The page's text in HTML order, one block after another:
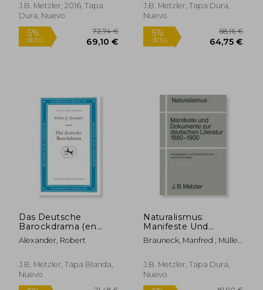
J.B. Metzler, 2016, Tapa
Dura, Nuevo
5%
dcto. 69,10 €
J.B. Metzler, Tapa Dura,
Nuevo
5%
dcto.
Das Deutsche
Barockdrama (en
Alemán)
Alexander, Robert
J.B. Metzler, Tapa Blanda,
Nuevo
Naturalismus:
Manifeste Und
Dokumente Zur
Deutschen Literatur
Alemán)
Brauneck, Manfred ; Müller,
J.B. Metzler, Tapa Dura,
Nuevo